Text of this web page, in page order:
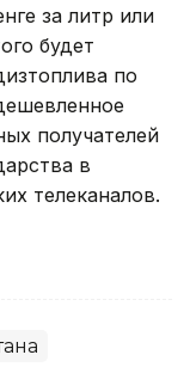
за литр или
будет
по
получателей
в
телеканалов.